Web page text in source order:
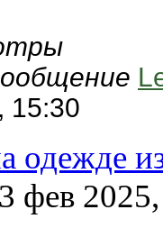
15:30
одежде
фев